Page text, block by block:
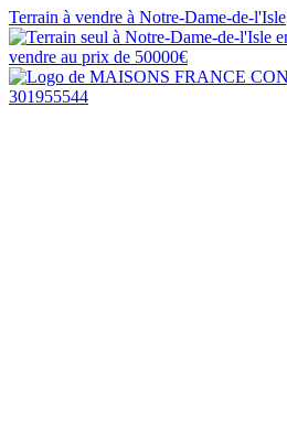
Terrain à vendre à Notre-Dame-de-l'Isle